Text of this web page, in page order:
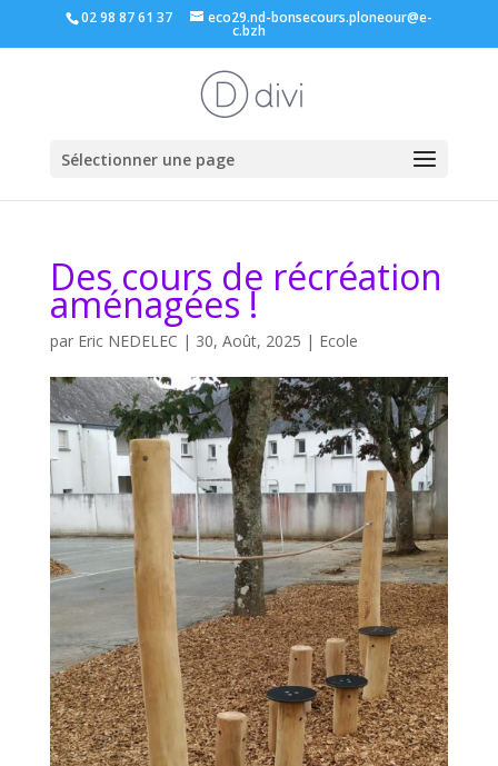
02 98 87 61 37 eco29.nd-bonsecours.ploneour@e-
c.bzh
Sélectionner une page
Des cours de récréation
aménagées !
par Eric NEDELEC | 30, Août, 2025 | Ecole